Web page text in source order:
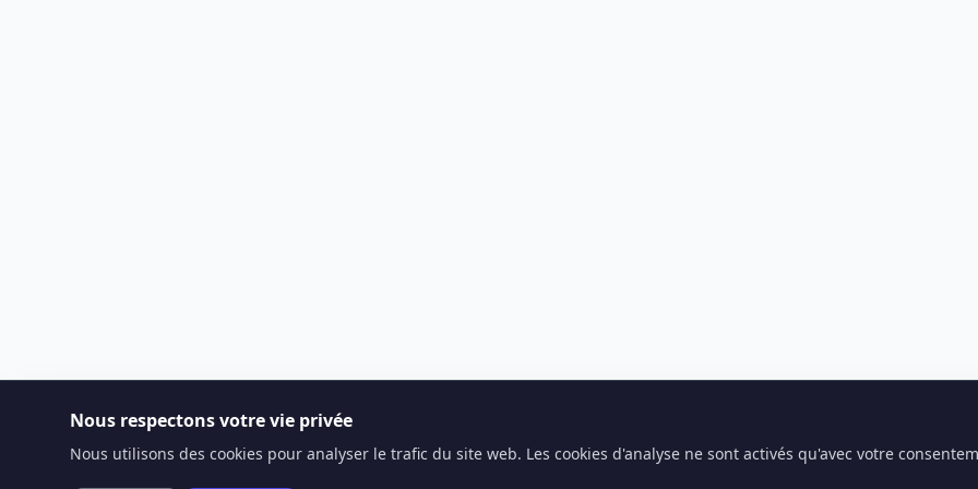
Nous respectons votre vie privée
Nous utilisons des cookies pour analyser le trafic du site web. Les cookies d'analyse ne sont activés qu'avec votre